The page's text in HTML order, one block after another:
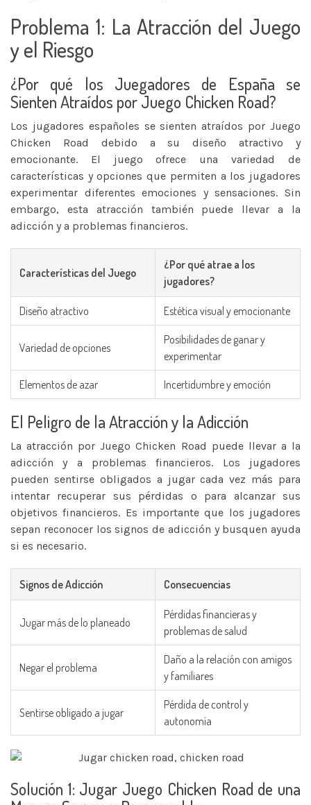
Problema 1: La Atracción del Juego
y el Riesgo
¿Por qué los Juegadores de España se
Sienten Atraídos por Juego Chicken Road?
Los jugadores españoles se sienten atraídos por Juego
Chicken Road debido a su diseño atractivo y
emocionante. El juego ofrece una variedad de
características y opciones que permiten a los jugadores
experimentar diferentes emociones y sensaciones. Sin
embargo, esta atracción también puede llevar a la
adicción y a problemas financieros.
Características del Juego
¿Por qué atrae a los
jugadores?
Diseño atractivo Estética visual y emocionante
Variedad de opciones
Posibilidades de ganar y
experimentar
Elementos de azar Incertidumbre y emoción
El Peligro de la Atracción y la Adicción
La atracción por Juego Chicken Road puede llevar a la
adicción y a problemas financieros. Los jugadores
pueden sentirse obligados a jugar cada vez más para
intentar recuperar sus pérdidas o para alcanzar sus
objetivos financieros. Es importante que los jugadores
sepan reconocer los signos de adicción y busquen ayuda
si es necesario.
Signos de Adicción Consecuencias
Jugar más de lo planeado
Pérdidas financieras y
problemas de salud
Negar el problema
Daño a la relación con amigos
y familiares
Sentirse obligado a jugar
Pérdida de control y
autonomía
Solución 1: Jugar Juego Chicken Road de una